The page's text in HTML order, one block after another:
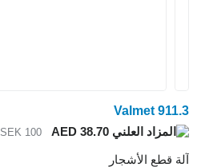
Valmet 911.3
SEK 100
آلة قطع الأشجار